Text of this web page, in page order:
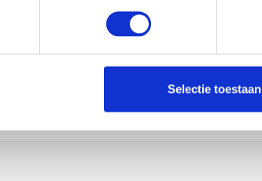
Selectie toestaan